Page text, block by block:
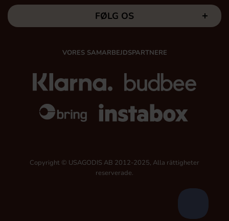
FØLG OS
VORES SAMARBEJDSPARTNERE
Copyright © USAGODIS AB 2012-2025, Alla rättigheter
reserverade.